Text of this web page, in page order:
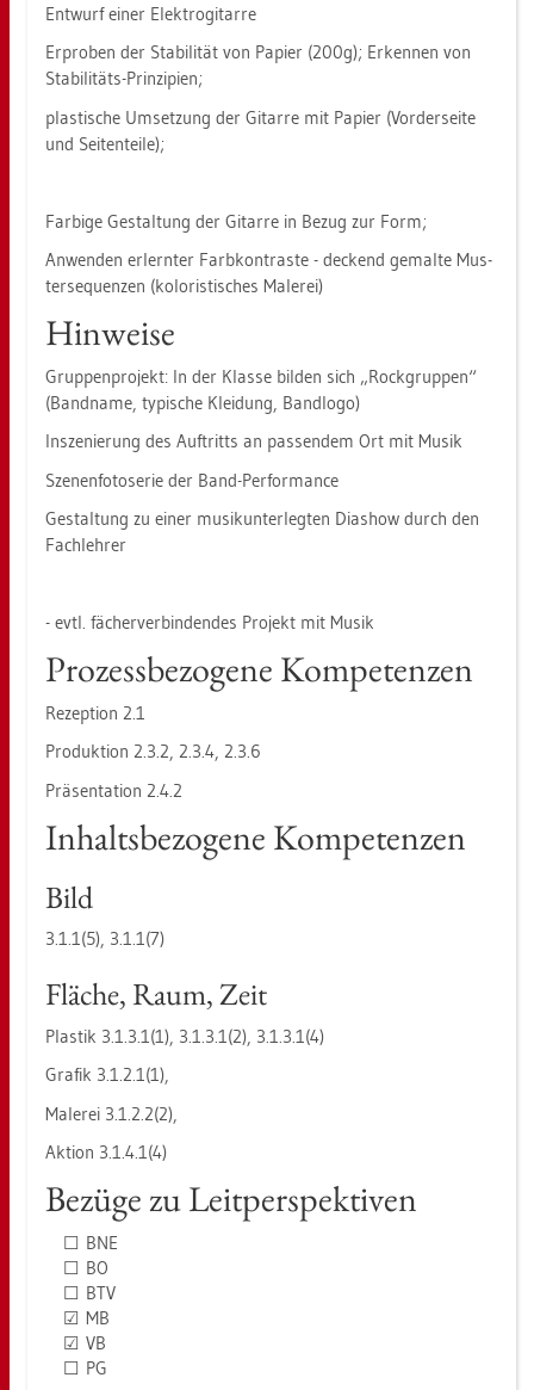
Ent­wurf einer Elek­tro­gi­tar­re
Er­pro­ben der Sta­bi­li­tät von Pa­pier (200g); Er­ken­nen von
Sta­bi­li­täts-Prin­zi­pi­en;
plas­ti­sche Um­set­zung der Gi­tar­re mit Pa­pier (Vor­der­sei­te
und Sei­ten­tei­le);
Far­bi­ge Ge­stal­tung der Gi­tar­re in Bezug zur Form;
An­wen­den er­lern­ter Farb­kon­tras­te - de­ckend ge­mal­te Mus­
ter­se­quen­zen (ko­lo­ris­ti­sches Ma­le­rei)
Hin­wei­se
Grup­pen­pro­jekt: In der Klas­se bil­den sich „Rock­grup­pen“
(Band­na­me, ty­pi­sche Klei­dung, Band­lo­go)
In­sze­nie­rung des Auf­tritts an pas­sen­dem Ort mit Musik
Sze­nen­fo­to­se­rie der Band-Per­for­mance
Ge­stal­tung zu einer mu­sik­un­ter­leg­ten Dia­show durch den
Fach­leh­rer
- evtl. fä­cher­ver­bin­den­des Pro­jekt mit Musik
Pro­zess­be­zo­ge­ne Kom­pe­ten­zen
Re­zep­ti­on 2.1
Pro­duk­ti­on 2.3.2, 2.3.4, 2.3.6
Prä­sen­ta­ti­on 2.4.2
In­halts­be­zo­ge­ne Kom­pe­ten­zen
Bild
3.1.1(5), 3.1.1(7)
Flä­che, Raum, Zeit
Plas­tik 3.​1.​3.​1(1), 3.​1.​3.​1(2), 3.​1.​3.​1(4)
Gra­fik 3.​1.​2.​1(1),
Ma­le­rei 3.​1.​2.​2(2),
Ak­ti­on 3.​1.​4.​1(4)
Be­zü­ge zu Leit­per­spek­ti­ven
☐ BNE
☐ BO
☐ BTV
☑ MB
☑ VB
☐ PG